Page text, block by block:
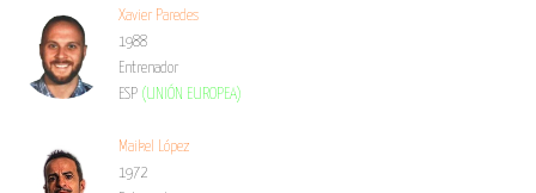
Xavier Paredes
1988
Entrenador
ESP (UNIÓN EUROPEA)
Maikel López
1972